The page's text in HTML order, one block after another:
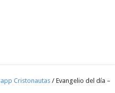
Cristonautas / Evangelio del día –